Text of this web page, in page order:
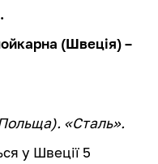
(Швеція) –
«Сталь».
у Швеції 5